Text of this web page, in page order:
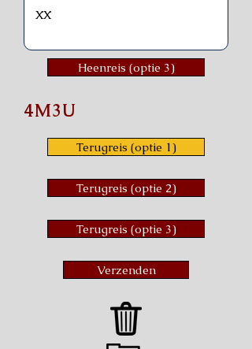
Heenreis (optie 3)
4M3U
Terugreis (optie 1)
Terugreis (optie 2)
Terugreis (optie 3)
Verzenden